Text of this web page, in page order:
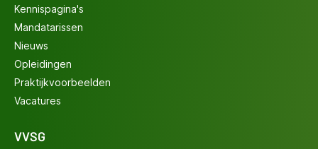
Kennispagina's
Mandatarissen
Nieuws
Opleidingen
Praktijkvoorbeelden
Vacatures
VVSG